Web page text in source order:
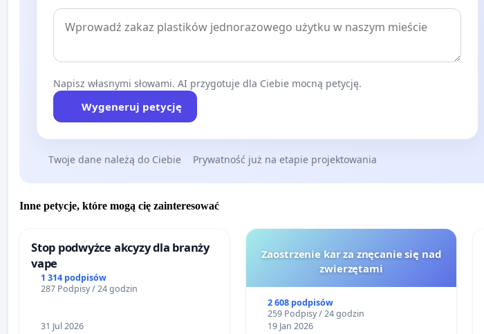
Napisz własnymi słowami. AI przygotuje dla Ciebie mocną petycję.
Wygeneruj petycję
Twoje dane należą do Ciebie Prywatność już na etapie projektowania
Inne petycje, które mogą cię zainteresować
Stop podwyżce akcyzy dla branży
vape
1 314 podpisów
287 Podpisy / 24 godzin
31 Jul 2026
Zaostrzenie kar za znęcanie się nad
zwierzętami
2 608 podpisów
259 Podpisy / 24 godzin
19 Jan 2026